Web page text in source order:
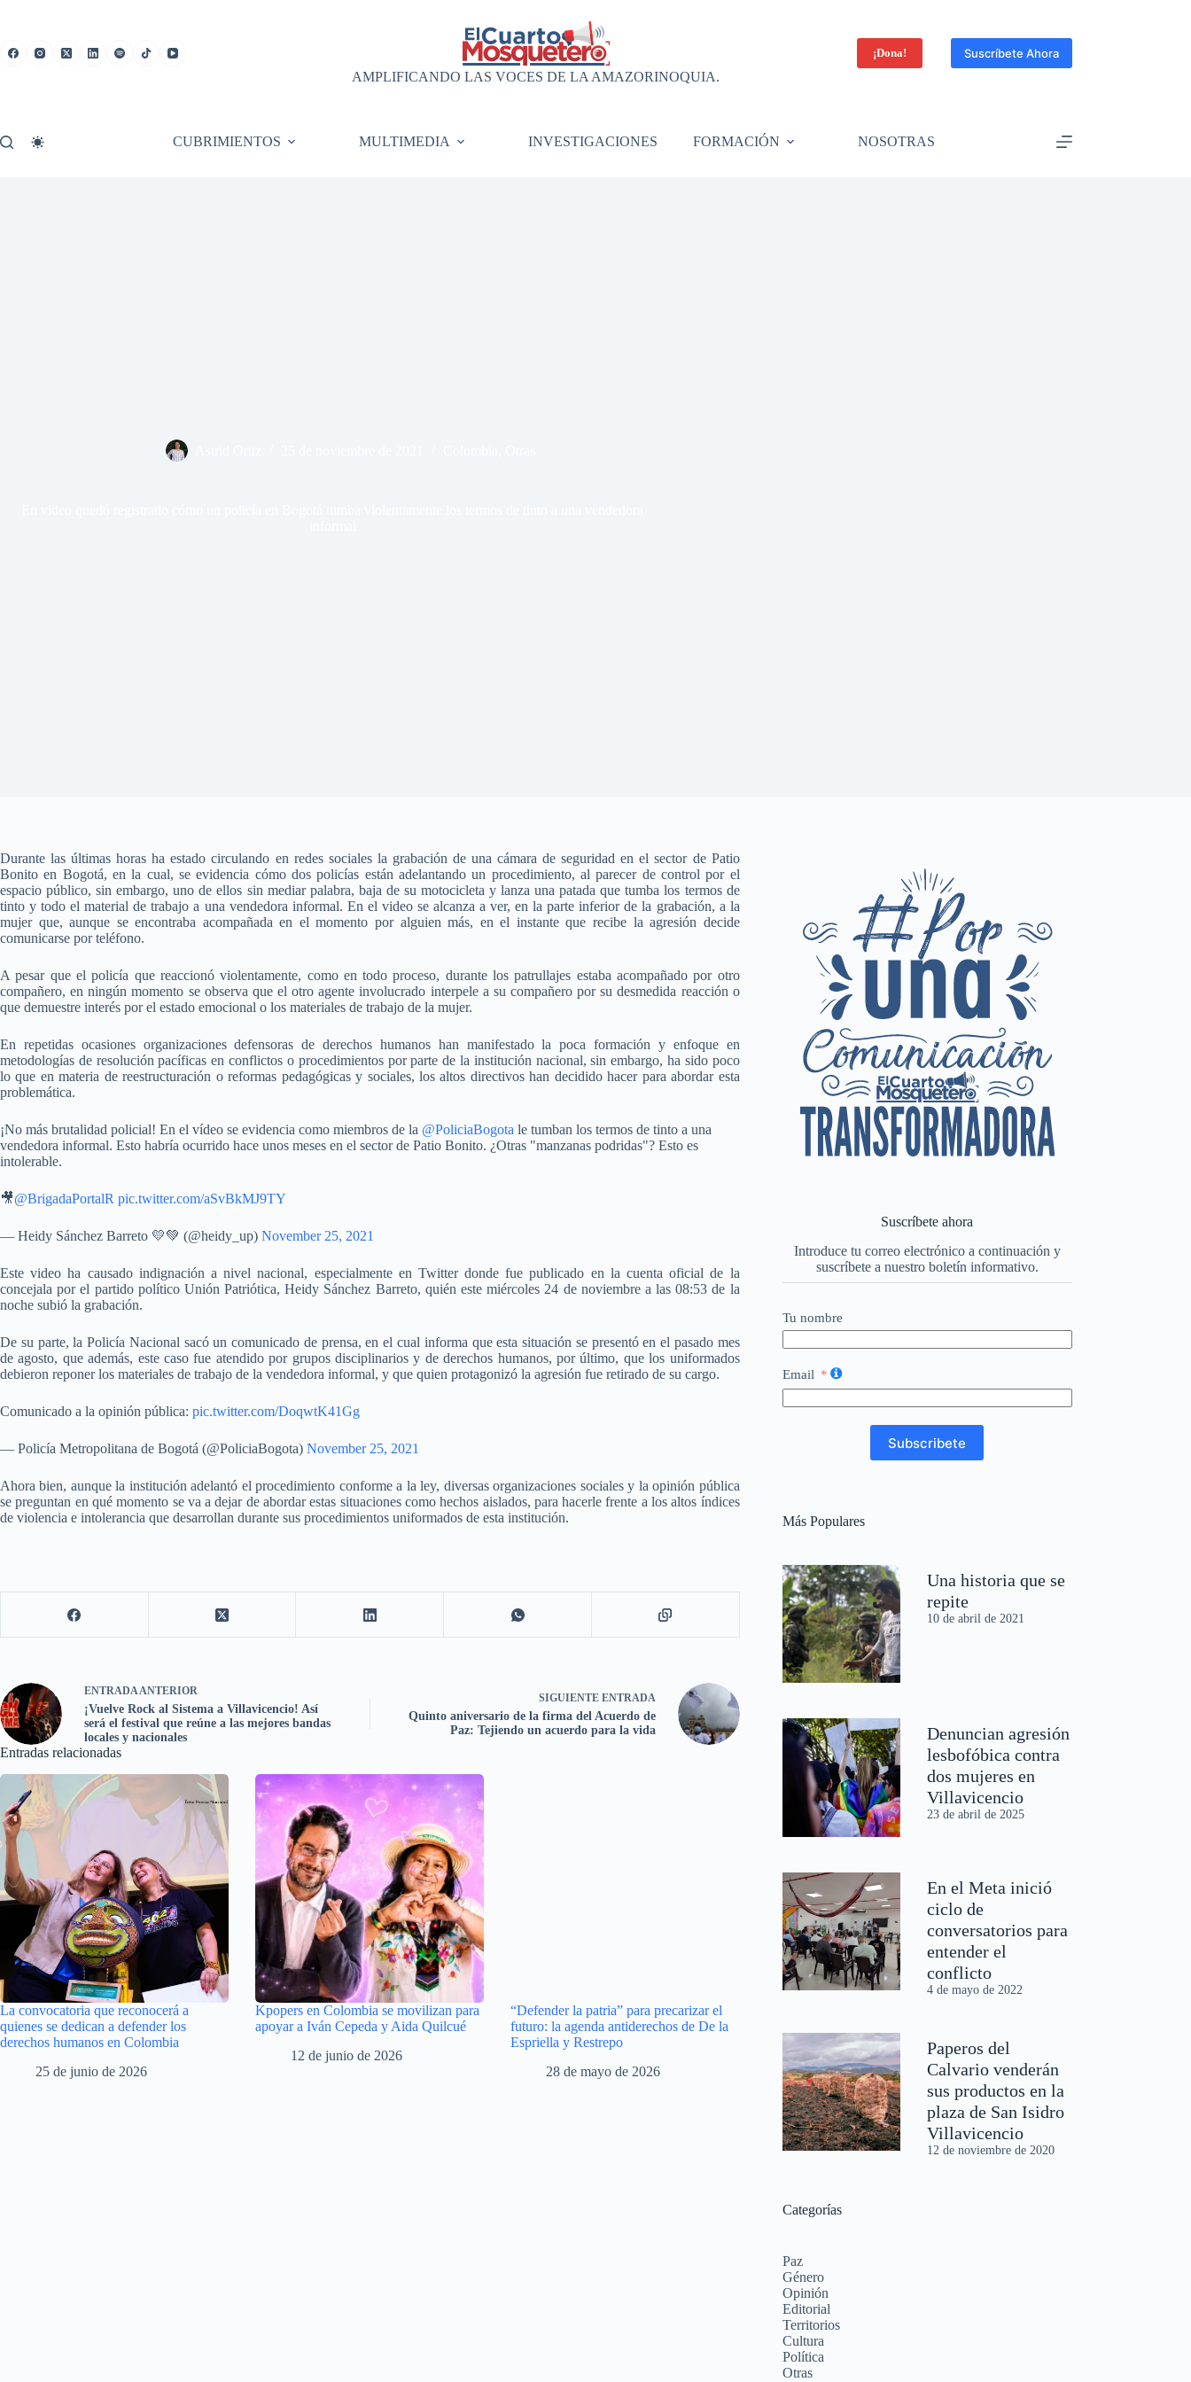
AMPLIFICANDO LAS VOCES DE LA AMAZORINOQUIA.
¡Dona! Suscríbete Ahora
CUBRIMIENTOS MULTIMEDIA INVESTIGACIONES FORMACIÓN NOSOTRAS
Durante las últimas horas ha estado circulando en redes sociales la grabación de una cámara de seguridad en el sector de Patio
Bonito en Bogotá, en la cual, se evidencia cómo dos policías están adelantando un procedimiento, al parecer de control por el
espacio público, sin embargo, uno de ellos sin mediar palabra, baja de su motocicleta y lanza una patada que tumba los termos de
tinto y todo el material de trabajo a una vendedora informal. En el video se alcanza a ver, en la parte inferior de la grabación, a la
mujer que, aunque se encontraba acompañada en el momento por alguien más, en el instante que recibe la agresión decide
comunicarse por teléfono.
A pesar que el policía que reaccionó violentamente, como en todo proceso, durante los patrullajes estaba acompañado por otro
compañero, en ningún momento se observa que el otro agente involucrado interpele a su compañero por su desmedida reacción o
que demuestre interés por el estado emocional o los materiales de trabajo de la mujer.
En repetidas ocasiones organizaciones defensoras de derechos humanos han manifestado la poca formación y enfoque en
metodologías de resolución pacíficas en conflictos o procedimientos por parte de la institución nacional, sin embargo, ha sido poco
lo que en materia de reestructuración o reformas pedagógicas y sociales, los altos directivos han decidido hacer para abordar esta
problemática.
¡No más brutalidad policial! En el vídeo se evidencia como miembros de la @PoliciaBogota le tumban los termos de tinto a una
vendedora informal. Esto habría ocurrido hace unos meses en el sector de Patio Bonito. ¿Otras "manzanas podridas"? Esto es
intolerable.
🎥@BrigadaPortalR pic.twitter.com/aSvBkMJ9TY
— Heidy Sánchez Barreto 💛💚 (@heidy_up) November 25, 2021
Este video ha causado indignación a nivel nacional, especialmente en Twitter donde fue publicado en la cuenta oficial de la
concejala por el partido político Unión Patriótica, Heidy Sánchez Barreto, quién este miércoles 24 de noviembre a las 08:53 de la
noche subió la grabación.
De su parte, la Policía Nacional sacó un comunicado de prensa, en el cual informa que esta situación se presentó en el pasado mes
de agosto, que además, este caso fue atendido por grupos disciplinarios y de derechos humanos, por último, que los uniformados
debieron reponer los materiales de trabajo de la vendedora informal, y que quien protagonizó la agresión fue retirado de su cargo.
Comunicado a la opinión pública: pic.twitter.com/DoqwtK41Gg
— Policía Metropolitana de Bogotá (@PoliciaBogota) November 25, 2021
Ahora bien, aunque la institución adelantó el procedimiento conforme a la ley, diversas organizaciones sociales y la opinión pública
se preguntan en qué momento se va a dejar de abordar estas situaciones como hechos aislados, para hacerle frente a los altos índices
de violencia e intolerancia que desarrollan durante sus procedimientos uniformados de esta institución.
ENTRADAANTERIOR
¡Vuelve Rock al Sistema a Villavicencio! Así
será el festival que reúne a las mejores bandas
locales y nacionales
SIGUIENTE ENTRADA
Quinto aniversario de la firma del Acuerdo de
Paz: Tejiendo un acuerdo para la vida
Entradas relacionadas
La convocatoria que reconocerá a
quienes se dedican a defender los
derechos humanos en Colombia
25 de junio de 2026
Kpopers en Colombia se movilizan para
apoyar a Iván Cepeda y Aida Quilcué
12 de junio de 2026
“Defender la patria” para precarizar el
futuro: la agenda antiderechos de De la
Espriella y Restrepo
28 de mayo de 2026
Suscríbete ahora
Introduce tu correo electrónico a continuación y
suscríbete a nuestro boletín informativo.
Tu nombre
Email
Subscribete
Más Populares
Una historia que se
repite
10 de abril de 2021
Denuncian agresión
lesbofóbica contra
dos mujeres en
Villavicencio
23 de abril de 2025
En el Meta inició
ciclo de
conversatorios para
entender el
conflicto
4 de mayo de 2022
Paperos del
Calvario venderán
sus productos en la
plaza de San Isidro
Villavicencio
12 de noviembre de 2020
Categorías
Paz
Género
Opinión
Editorial
Territorios
Cultura
Política
Otras